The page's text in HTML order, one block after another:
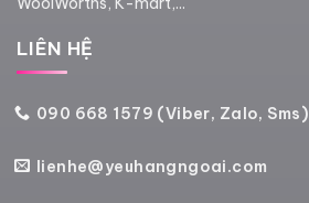
LIÊN HỆ
090 668 1579 (Viber, Zalo, Sms)
lienhe@yeuhangngoai.com